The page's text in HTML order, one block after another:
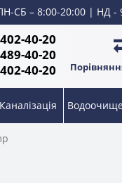
СБ – 8:00-20:00 | НД -
40-20
40-20
40-20
Каналізація